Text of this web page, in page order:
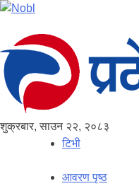
शुक्रबार, साउन २२, २०८३
टिभी
आवरण पृष्‍ठ